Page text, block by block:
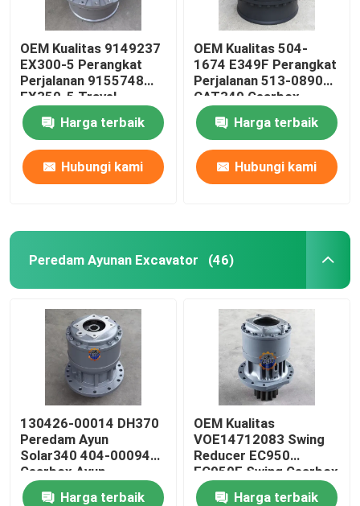
OEM Kualitas 9149237
EX300-5 Perangkat
Perjalanan 9155748
EX350-5 Travel
Gearbox
Harga terbaik
Hubungi kami
OEM Kualitas 504-
1674 E349F Perangkat
Perjalanan 513-0890
CAT349 Gearbox
Perjalanan
Harga terbaik
Hubungi kami
Peredam Ayunan Excavator (46)
130426-00014 DH370
Peredam Ayun
Solar340 404-00094
Gearbox Ayun
Harga terbaik
OEM Kualitas
VOE14712083 Swing
Reducer EC950
EC950E Swing Gearbox
Harga terbaik